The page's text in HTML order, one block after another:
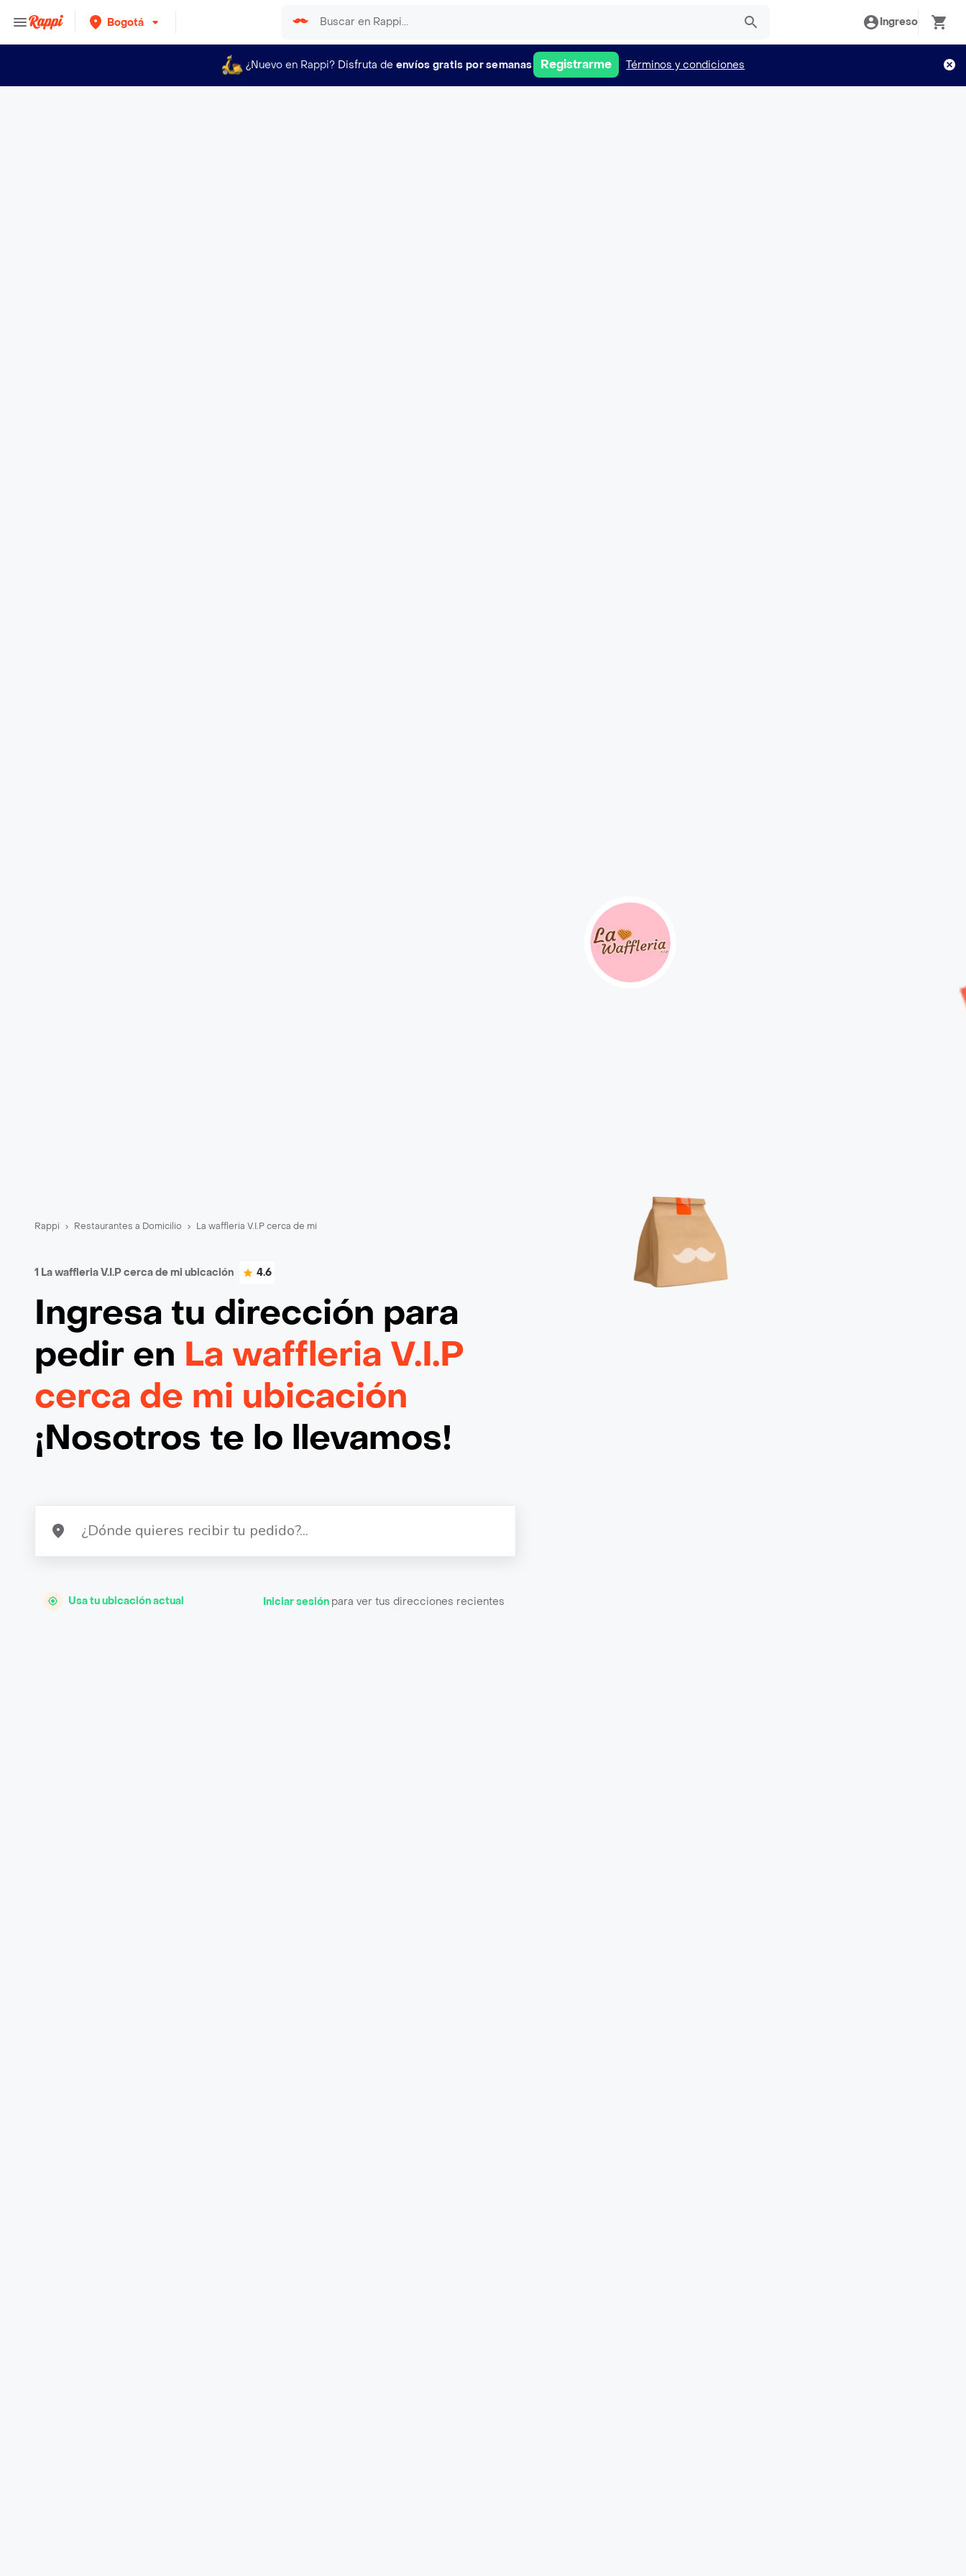
Bogotá Ingreso
¿Nuevo en Rappi? Disfruta de envíos gratis por semanas Registrarme Términos y condiciones
Rappi Restaurantes a Domicilio La waffleria V.I.P cerca de mi
1 La waffleria V.I.P cerca de mi ubicación 4.6
Ingresa tu dirección para
pedir en La waffleria V.I.P
cerca de mi ubicación
¡Nosotros te lo llevamos!
Usa tu ubicación actual Iniciar sesión para ver tus direcciones recientes